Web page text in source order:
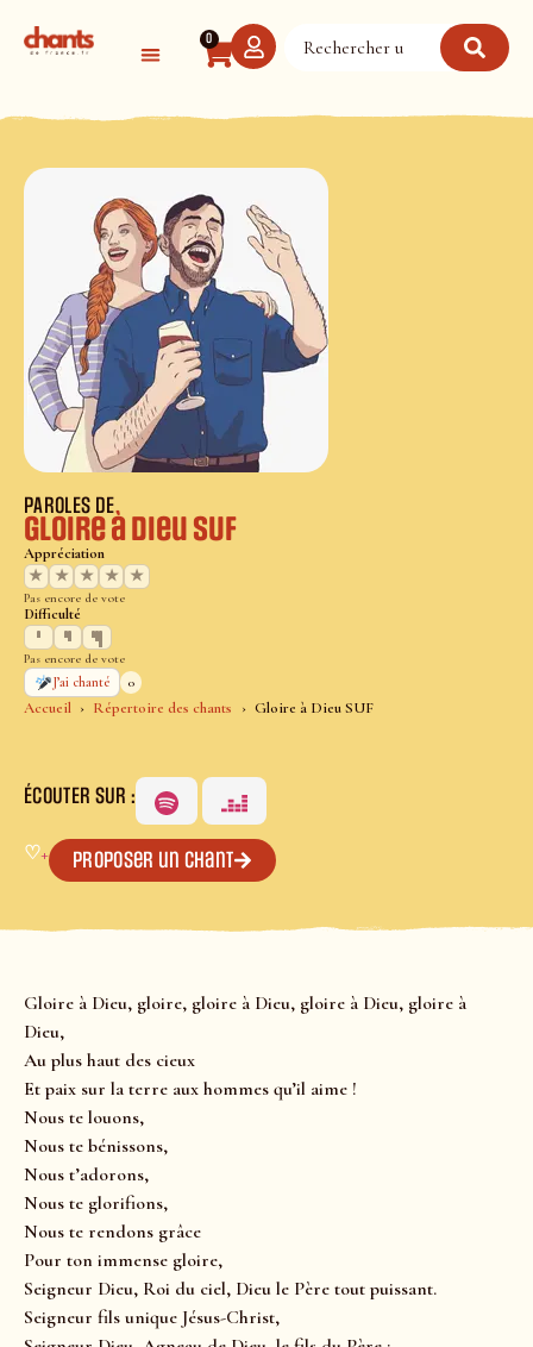
0
Accueil Répertoire des chants Gloire à Dieu SUF
PAROLES DE
Gloire à Dieu SUF
Appréciation
★
★ ★ ★ ★
Pas encore de vote
Difficulté
Pas encore de vote
J’ai chanté
0
ÉCOUTER SUR :
♡+ Proposer un chant
Gloire à Dieu, gloire, gloire à Dieu, gloire à Dieu, gloire à
Dieu,
Au plus haut des cieux
Et paix sur la terre aux hommes qu’il aime !
Nous te louons,
Nous te bénissons,
Nous t’adorons,
Nous te glorifions,
Nous te rendons grâce
Pour ton immense gloire,
Seigneur Dieu, Roi du ciel, Dieu le Père tout puissant.
Seigneur fils unique Jésus-Christ,